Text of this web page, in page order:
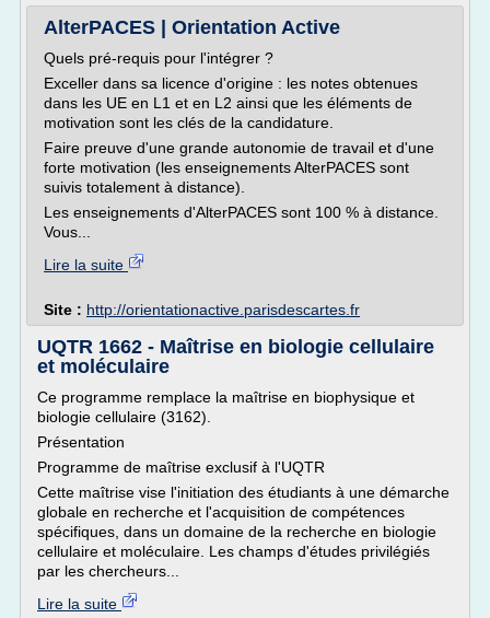
AlterPACES | Orientation Active
Quels pré-requis pour l'intégrer ?
Exceller dans sa licence d'origine : les notes obtenues
dans les UE en L1 et en L2 ainsi que les éléments de
motivation sont les clés de la candidature.
Faire preuve d'une grande autonomie de travail et d'une
forte motivation (les enseignements AlterPACES sont
suivis totalement à distance).
Les enseignements d'AlterPACES sont 100 % à distance.
Vous...
Lire la suite
Site : http://orientationactive.parisdescartes.fr
UQTR 1662 - Maîtrise en biologie cellulaire
et moléculaire
Ce programme remplace la maîtrise en biophysique et
biologie cellulaire (3162).
Présentation
Programme de maîtrise exclusif à l'UQTR
Cette maîtrise vise l'initiation des étudiants à une démarche
globale en recherche et l'acquisition de compétences
spécifiques, dans un domaine de la recherche en biologie
cellulaire et moléculaire. Les champs d'études privilégiés
par les chercheurs...
Lire la suite